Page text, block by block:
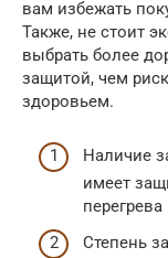
вам избежать
Также, не стоит
выбрать более
защитой, чем
здоровьем.
Наличие
имеет
Степень